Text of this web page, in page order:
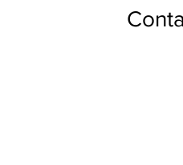
Contatti